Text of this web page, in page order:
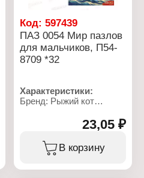
Код:597439
ПАЗ 0054 Мир пазлов
для мальчиков, П54-
8709 *32
Характеристики:
Бренд: Рыжий кот
Тип товара: Пазл
Модель: "Мир пазлов
для мальчиков"
Дизайн: в ассортименте
пазла: 18х13 см
23,05 ₽
В корзину